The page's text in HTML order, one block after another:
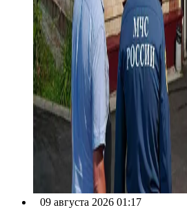
09 августа 2026 01:17